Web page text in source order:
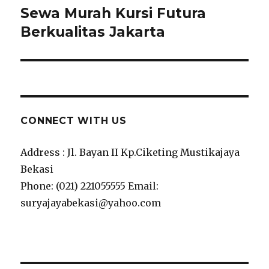
Next
post:
Sewa Murah Kursi Futura
Berkualitas Jakarta
CONNECT WITH US
Address : Jl. Bayan II Kp.Ciketing Mustikajaya
Bekasi
Phone: (021) 221055555 Email:
suryajayabekasi@yahoo.com